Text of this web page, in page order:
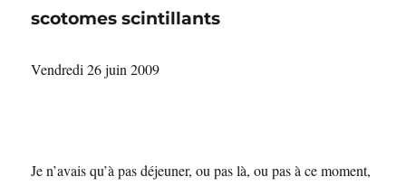
scotomes scintillants
Vendredi 26 juin 2009
Je n’avais qu’à pas déjeuner, ou pas là, ou pas à ce moment,